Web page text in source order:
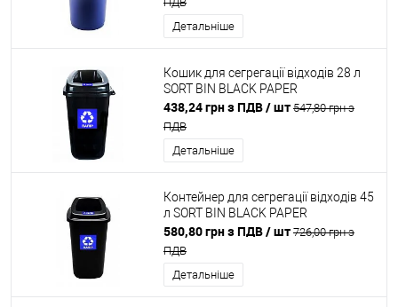
Детальніше
Кошик для сегрегації відходів 28 л
SORT BIN BLACK PAPER
438,24 грн з ПДВ/ шт 547,80 грн з
ПДВ
Детальніше
Контейнер для сегрегації відходів 45
л SORT BIN BLACK PAPER
580,80 грн з ПДВ/ шт 726,00 грн з
ПДВ
Детальніше